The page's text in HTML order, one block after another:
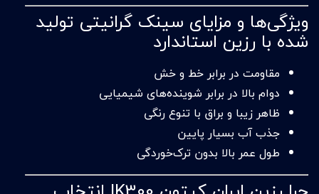
ویژگی‌ها و مزایای سینک گرانیتی تولید
شده با رزین استاندارد
مقاومت در برابر خط و خش
دوام بالا در برابر شوینده‌های شیمیایی
ظاهر زیبا و براق با تنوع رنگی
جذب آب بسیار پایین
طول عمر بالا بدون ترک‌خوردگی